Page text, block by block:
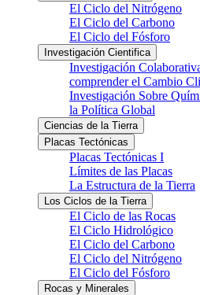
El Ciclo del Nitrógeno
El Ciclo del Carbono
El Ciclo del Fósforo
Investigación Cientifica
Investigación
comprender el Cambio
Investigación Sobre
la Política Global
Ciencias de la Tierra
Placas Tectónicas
Placas Tectónicas I
Límites de las Placas
La Estructura de la Tierra
Los Ciclos de la Tierra
El Ciclo de las Rocas
El Ciclo Hidrológico
El Ciclo del Carbono
El Ciclo del Nitrógeno
El Ciclo del Fósforo
Rocas y Minerales